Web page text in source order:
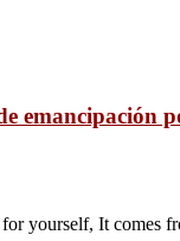
emancipación
yourself, It comes